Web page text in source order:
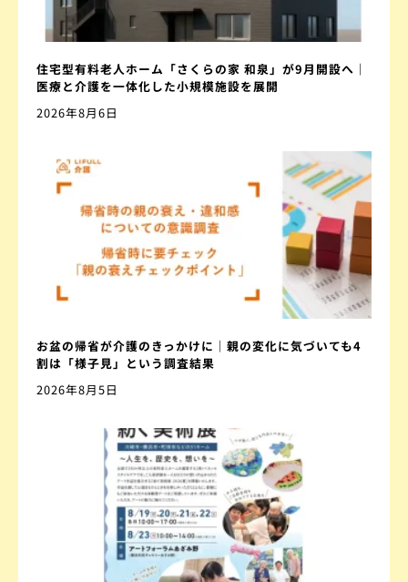
住宅型有料老人ホーム「さくらの家 和泉」が9月開設へ｜
医療と介護を一体化した小規模施設を展開
2026年8月6日
お盆の帰省が介護のきっかけに｜親の変化に気づいても4
割は「様子見」という調査結果
2026年8月5日